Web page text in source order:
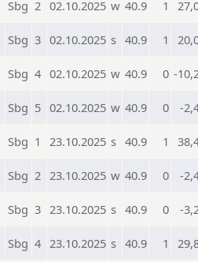
Sbg 2 02.10.2025 w 40.9 1
Sbg 3 02.10.2025 s 40.9 1
Sbg 4 02.10.2025 w 40.9 0 -
Sbg 5 02.10.2025 w 40.9 0 -
Sbg 1 23.10.2025 s 40.9 1
Sbg 2 23.10.2025 w 40.9 0 -
Sbg 3 23.10.2025 s 40.9 0 -
Sbg 4 23.10.2025 s 40.9 1